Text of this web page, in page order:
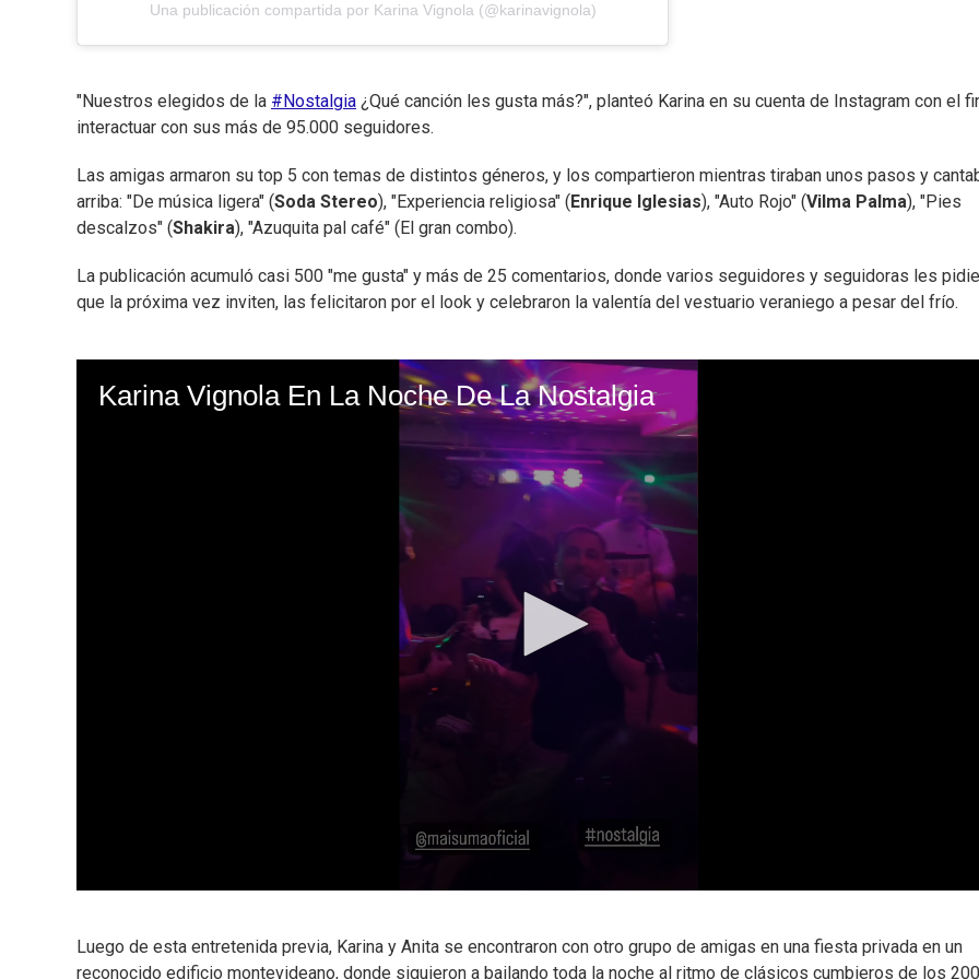
Una publicación compartida por Karina Vignola (@karinavignola)
"Nuestros elegidos de la #Nostalgia ¿Qué canción les gusta más?", planteó Karina en su cuenta de Instagram con el
interactuar con sus más de 95.000 seguidores.
Las amigas armaron su top 5 con temas de distintos géneros, y los compartieron mientras tiraban unos pasos y
arriba: "De música ligera" (Soda Stereo), "Experiencia religiosa" (Enrique Iglesias), "Auto Rojo" (Vilma Palma), "Pies
descalzos" (Shakira), "Azuquita pal café" (El gran combo).
La publicación acumuló casi 500 "me gusta" y más de 25 comentarios, donde varios seguidores y seguidoras les
que la próxima vez inviten, las felicitaron por el look y celebraron la valentía del vestuario veraniego a pesar del frío.
Luego de esta entretenida previa, Karina y Anita se encontraron con otro grupo de amigas en una fiesta privada en un
reconocido edificio montevideano, donde siguieron a bailando toda la noche al ritmo de clásicos cumbieros de los